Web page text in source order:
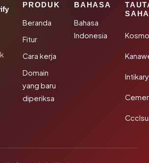
PRODUK
Beranda
Fitur
Cara kerja
Domain
yang baru
diperiksa
BAHASA
Bahasa
Indonesia